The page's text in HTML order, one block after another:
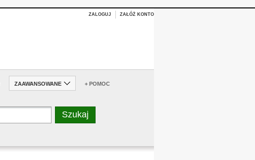
ZALOGUJ ZAŁÓŻ KONTO
ZAAWANSOWANE + POMOC